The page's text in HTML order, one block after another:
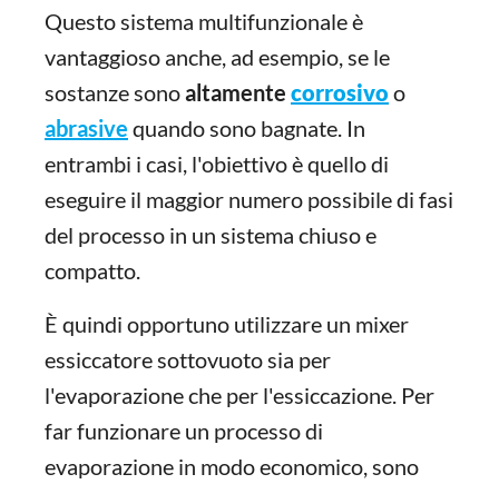
Questo sistema multifunzionale è
vantaggioso anche, ad esempio, se le
sostanze sonoaltamente corrosivo o
abrasive quando sono bagnate. In
entrambi i casi, l'obiettivo è quello di
eseguire il maggior numero possibile di fasi
del processo in un sistema chiuso e
compatto.
È quindi opportuno utilizzare un mixer
essiccatore sottovuoto sia per
l'evaporazione che per l'essiccazione. Per
far funzionare un processo di
evaporazione in modo economico, sono